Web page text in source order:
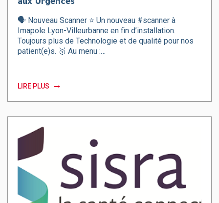
aux Urgences
🗣️ Nouveau Scanner ⭐ Un nouveau #scanner à
Imapole Lyon-Villeurbanne en fin d’installation.
Toujours plus de Technologie et de qualité pour nos
patient(e)s. 🥇 Au menu :…
LIRE PLUS